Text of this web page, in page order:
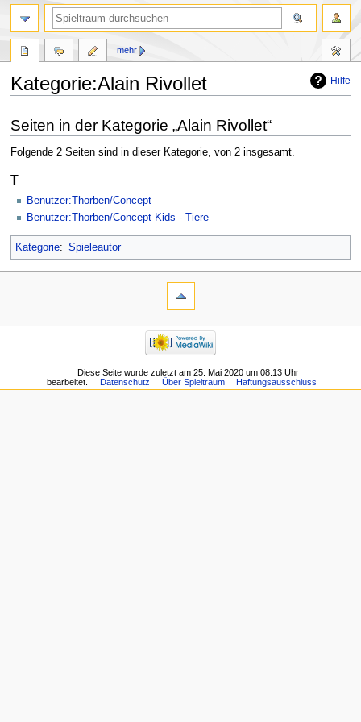
Hilfe
Kategorie:Alain Rivollet
Navigation
springen
Suche
springen
Seiten in der Kategorie „Alain Rivollet“
Folgende 2 Seiten sind in dieser Kategorie, von 2 insgesamt.
T
Benutzer:Thorben/Concept
Benutzer:Thorben/Concept Kids - Tiere
Kategorie: Spieleautor
mehr
Diese Seite wurde zuletzt am 25. Mai 2020 um 08:13 Uhr
bearbeitet.
Datenschutz Über Spieltraum Haftungsausschluss